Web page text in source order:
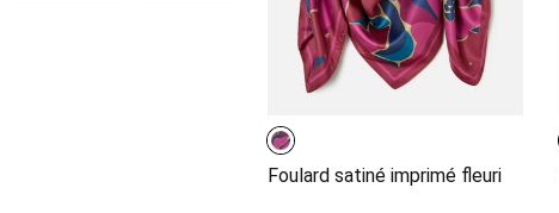
Foulard satiné imprimé fleuri